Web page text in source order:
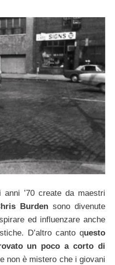
anni ’70 create da maestri
Burden sono divenute
ed influenzare anche
D’altro canto questo
un poco a corto di
e non è mistero che i giovani